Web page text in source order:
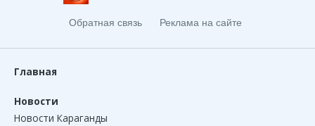
Обратная связь Реклама на сайте
Главная
Новости
Новости Караганды